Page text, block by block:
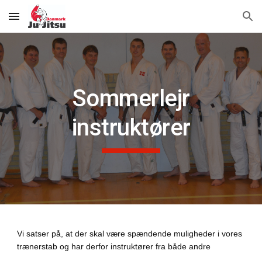
Skip to main content Skip to navigation
Sommerlejr
instruktører
Vi satser på, at der skal være spændende muligheder i vores
trænerstab og har derfor instruktører fra både andre